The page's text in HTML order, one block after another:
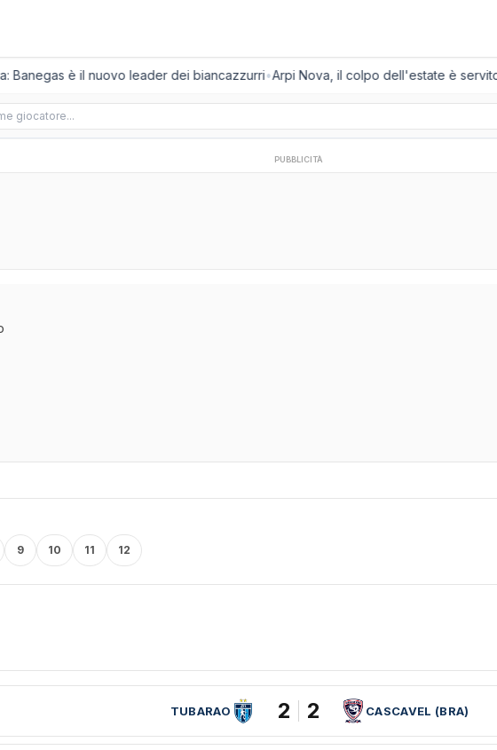
è il nuovo leader dei biancazzurri•Arpi Nova, il colpo dell'estate è
PUBBLICITÀ
9 10 11 12
TUBARAO 2 2 CASCAVEL (BRA)